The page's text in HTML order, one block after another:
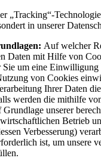
„Tracking“-
in unserer
Auf welcher
Daten mit Hilfe von
um eine Einwilligung
von Cookies
Ihrer Daten
werden die mithilfe
unserer
Betrieb
Verbesserung)
ist, um unsere